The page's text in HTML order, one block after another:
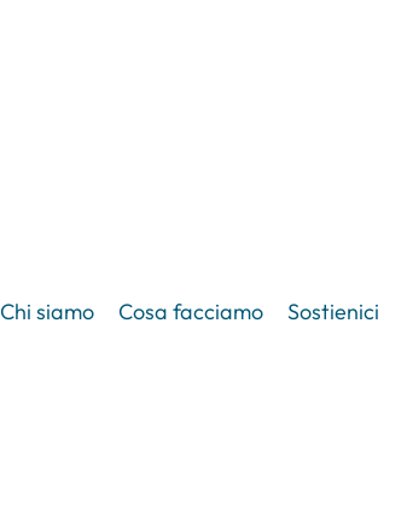
Chi siamo Cosa facciamo Sostienici